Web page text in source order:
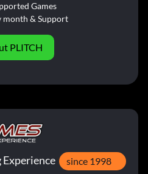
Games
month & Support
PLITCH
since 1998